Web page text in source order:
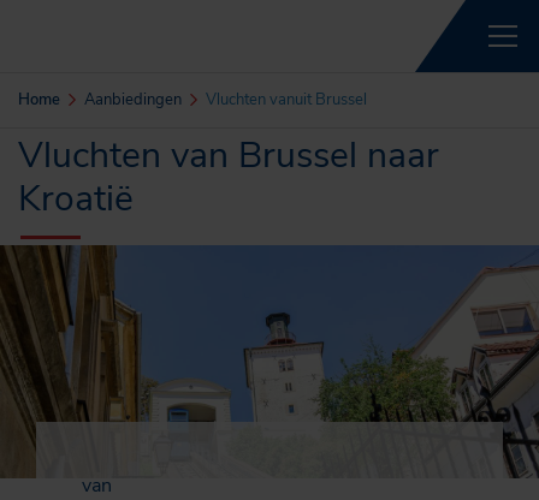
Home Aanbiedingen Vluchten vanuit Brussel
Vluchten van Brussel naar
Kroatië
van